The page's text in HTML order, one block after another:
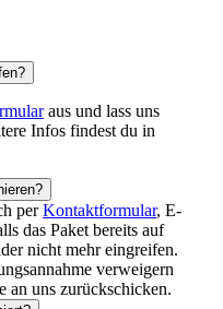
aus und lass uns
Infos findest du in
perKontaktformular, E-
das Paket bereits auf
nicht mehr eingreifen.
verweigern
an uns zurückschicken.